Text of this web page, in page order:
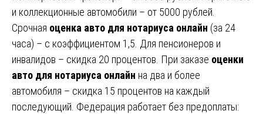
и коллекционные автомобили – от 5000 рублей.
Срочная оценка авто для нотариуса онлайн (за 24
часа) – с коэффициентом 1,5. Для пенсионеров и
инвалидов – скидка 20 процентов. При заказе оценки
авто для нотариуса онлайн на два и более
автомобиля – скидка 15 процентов на каждый
последующий. Федерация работает без предоплаты: